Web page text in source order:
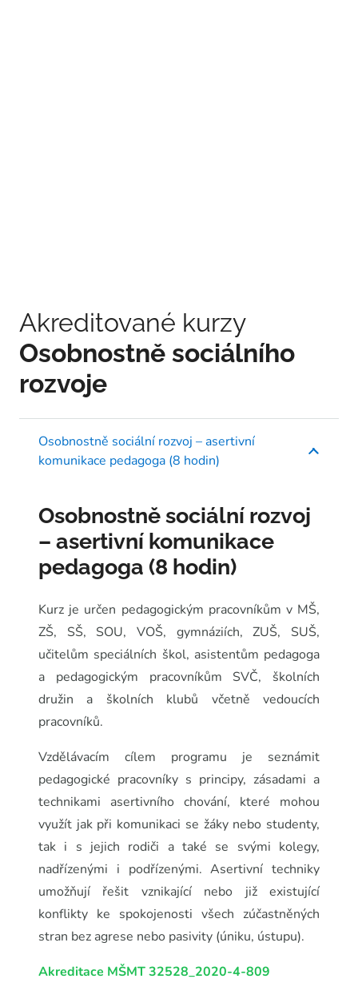
Akreditované kurzy
Osobnostně sociálního
rozvoje
Osobnostně sociální rozvoj – asertivní
komunikace pedagoga (8 hodin)
Osobnostně sociální rozvoj
– asertivní komunikace
pedagoga (8 hodin)
Kurz je určen pedagogickým pracovníkům v MŠ,
ZŠ, SŠ, SOU, VOŠ, gymnáziích, ZUŠ, SUŠ,
učitelům speciálních škol, asistentům pedagoga
a pedagogickým pracovníkům SVČ, školních
družin a školních klubů včetně vedoucích
pracovníků.
Vzdělávacím cílem programu je seznámit
pedagogické pracovníky s principy, zásadami a
technikami asertivního chování, které mohou
využít jak při komunikaci se žáky nebo studenty,
tak i s jejich rodiči a také se svými kolegy,
nadřízenými i podřízenými. Asertivní techniky
umožňují řešit vznikající nebo již existující
konflikty ke spokojenosti všech zúčastněných
stran bez agrese nebo pasivity (úniku, ústupu).
Akreditace MŠMT 32528_2020-4-809